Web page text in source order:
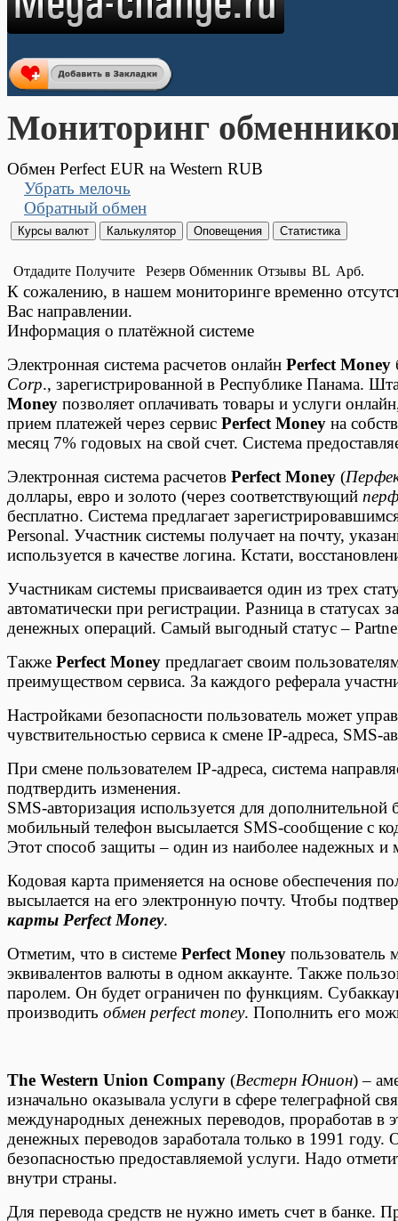
Мониторинг
Обмен Perfect EUR на Western RUB
Убрать мелочь
Обратный обмен
Отдадите Получите Резерв Обменник Отзывы BL Арб.
К сожалению, в нашем мониторинге временно
Вас направлении.
Информация о платёжной системе
Электронная система расчетов онлайн Perfect Money
Corp., зарегистрированной в Республике Панама.
Money позволяет оплачивать товары и услуги
прием платежей через сервис Perfect Money на
месяц 7% годовых на свой счет. Система
Электронная система расчетов Perfect Money (
доллары, евро и золото (через соответствующий
бесплатно. Система предлагает
Personal. Участник системы получает на почту,
используется в качестве логина. Кстати,
Участникам системы присваивается один из трех
автоматически при регистрации. Разница в
денежных операций. Самый выгодный статус –
Также Perfect Money предлагает своим
преимуществом сервиса. За каждого реферала
Настройками безопасности пользователь может
чувствительностью сервиса к смене IP-адреса, SMS-
При смене пользователем IP-адреса, система
подтвердить изменения.
SMS-авторизация используется для
мобильный телефон высылается SMS-сообщение с
Этот способ защиты – один из наиболее надежных и
Кодовая карта применяется на основе обеспечения
высылается на его электронную почту. Чтобы
карты Perfect Money.
Отметим, что в системе Perfect Money пользователь
эквивалентов валюты в одном аккаунте. Также
паролем. Он будет ограничен по функциям.
производить обмен perfect money. Пополнить его
The Western Union Company (Вестерн Юнион) –
изначально оказывала услуги в сфере телеграфной
международных денежных переводов, проработав в
денежных переводов заработала только в 1991
безопасностью предоставляемой услуги. Надо
внутри страны.
Для перевода средств не нужно иметь счет в банке.